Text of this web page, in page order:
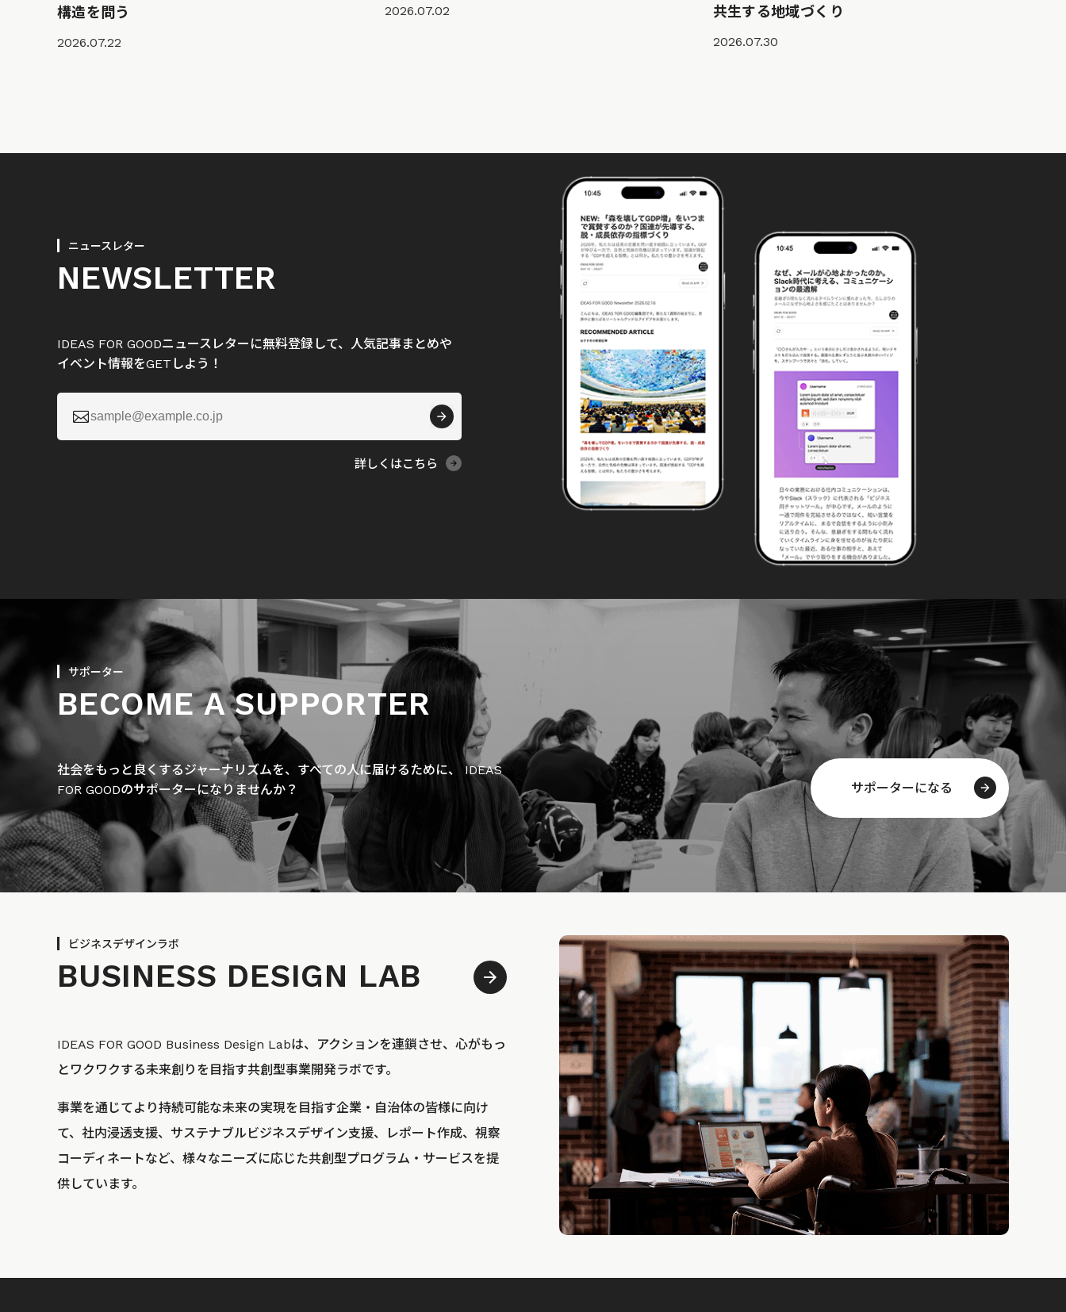
構造を問う
2026.07.22
2026.07.02
共生する地域づくり
2026.07.30
ニュースレター
NEWSLETTER
IDEAS FOR GOODニュースレターに無料登録して、人気記事まとめや
イベント情報をGETしよう！

詳しくはこちら
サポーター
BECOME A SUPPORTER
社会をもっと良くするジャーナリズムを、すべての人に届けるために、 IDEAS
FOR GOODのサポーターになりませんか？
サポーターになる
ビジネスデザインラボ
BUSINESS DESIGN LAB
IDEAS FOR GOOD Business Design Labは、アクションを連鎖させ、心がもっ
とワクワクする未来創りを目指す共創型事業開発ラボです。
事業を通じてより持続可能な未来の実現を目指す企業・自治体の皆様に向け
て、社内浸透支援、サステナブルビジネスデザイン支援、レポート作成、視察
コーディネートなど、様々なニーズに応じた共創型プログラム・サービスを提
供しています。